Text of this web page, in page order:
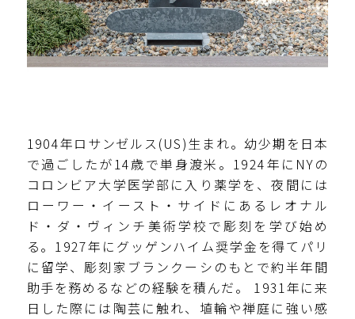
1904年ロサンゼルス(US)生まれ。幼少期を日本
で過ごしたが14歳で単身渡米。1924年にNYの
コロンビア大学医学部に入り薬学を、夜間には
ローワー・イースト・サイドにあるレオナル
ド・ダ・ヴィンチ美術学校で彫刻を学び始め
る。1927年にグッゲンハイム奨学金を得てパリ
に留学、彫刻家ブランクーシのもとで約半年間
助手を務めるなどの経験を積んだ。 1931年に来
日した際には陶芸に触れ、埴輪や禅庭に強い感